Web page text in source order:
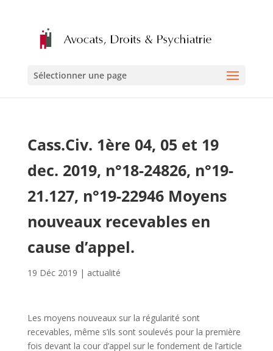
Sélectionner une page
Cass.Civ. 1ère 04, 05 et 19
dec. 2019, n°18-24826, n°19-
21.127, n°19-22946 Moyens
nouveaux recevables en
cause d’appel.
19 Déc 2019 | actualité
Les moyens nouveaux sur la régularité sont
recevables, même s’ils sont soulevés pour la première
fois devant la cour d’appel sur le fondement de l’article